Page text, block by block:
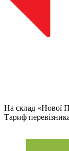
На склад «Нової
Тариф